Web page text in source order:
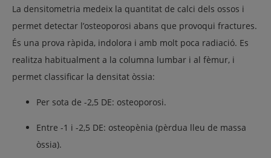
La densitometria medeix la quantitat de calci dels ossos i
permet detectar l’osteoporosi abans que provoqui fractures.
És una prova ràpida, indolora i amb molt poca radiació. Es
realitza habitualment a la columna lumbar i al fèmur, i
permet classificar la densitat òssia:
Per sota de -2,5 DE: osteoporosi.
Entre -1 i -2,5 DE: osteopènia (pèrdua lleu de massa
òssia).